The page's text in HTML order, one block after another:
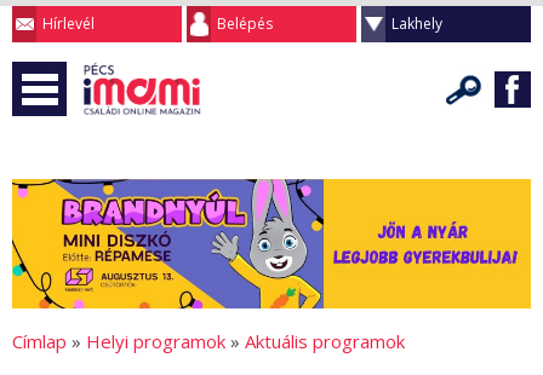
Hírlevél Belépés Lakhely
Címlap » Helyi programok » Aktuális programok